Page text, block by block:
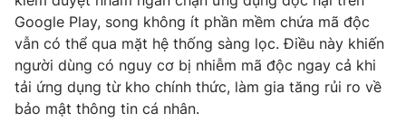
Google Play, song không ít phần mềm chứa mã độc
vẫn có thể qua mặt hệ thống sàng lọc. Điều này khiến
người dùng có nguy cơ bị nhiễm mã độc ngay cả khi
tải ứng dụng từ kho chính thức, làm gia tăng rủi ro về
bảo mật thông tin cá nhân.